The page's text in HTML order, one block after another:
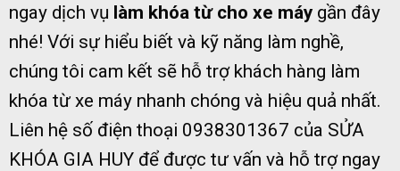
ngay dịch vụ làm khóa từ cho xe máy gần đây
nhé! Với sự hiểu biết và kỹ năng làm nghề,
chúng tôi cam kết sẽ hỗ trợ khách hàng làm
khóa từ xe máy nhanh chóng và hiệu quả nhất.
Liên hệ số điện thoại 0938301367 của SỬA
KHÓA GIA HUY để được tư vấn và hỗ trợ ngay